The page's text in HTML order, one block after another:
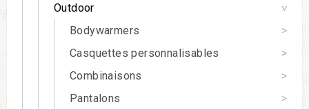
Outdoor
Bodywarmers
Casquettes personnalisables
Combinaisons
Pantalons